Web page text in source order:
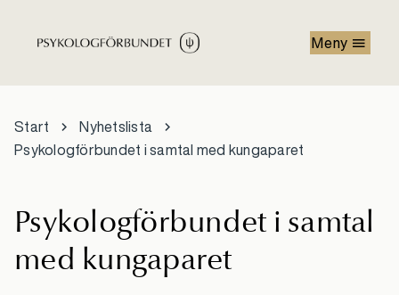
Meny
Start
Nyhetslista
Psykologförbundet i samtal med kungaparet
Psykologförbundet i samtal
med kungaparet